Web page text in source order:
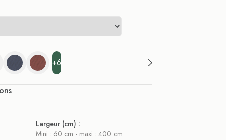
+6
Largeur (cm) :
Mini : 60 cm - maxi : 400 cm